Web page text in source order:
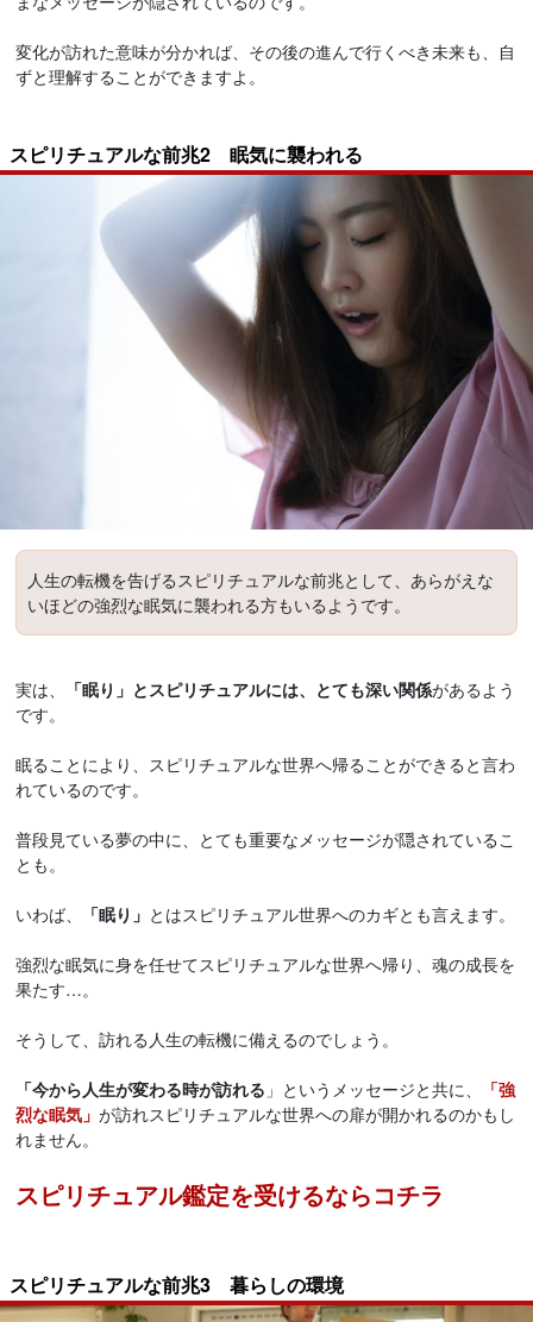
変化が訪れた意味が分かれば、その後の進んで行くべき未来も、自
ずと理解することができますよ。
スピリチュアルな前兆2 眠気に襲われる
人生の転機を告げるスピリチュアルな前兆として、あらがえな
いほどの強烈な眠気に襲われる方もいるようです。
実は、 「眠り」とスピリチュアルには、とても深い関係があるよう
です。
眠ることにより、スピリチュアルな世界へ帰ることができると言わ
れているのです。
普段見ている夢の中に、とても重要なメッセージが隠されているこ
とも。
いわば、 「眠り」 とはスピリチュアル世界へのカギとも言えます。
強烈な眠気に身を任せてスピリチュアルな世界へ帰り、魂の成長を
果たす…。
そうして、訪れる人生の転機に備えるのでしょう。
「今から人生が変わる時が訪れる 」というメッセージと共に、
「強
烈な眠気」が訪れスピリチュアルな世界への扉が開かれるのかもし
れません。
スピリチュアル鑑定を受けるならコチラ
スピリチュアルな前兆3 暮らしの環境